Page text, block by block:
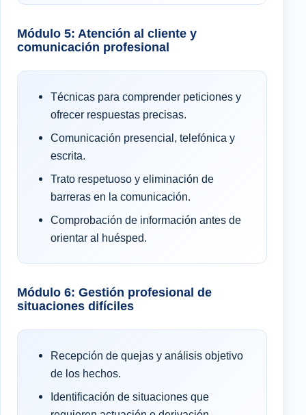
Módulo 5: Atención al cliente y
comunicación profesional
Técnicas para comprender peticiones y
ofrecer respuestas precisas.
Comunicación presencial, telefónica y
escrita.
Trato respetuoso y eliminación de
barreras en la comunicación.
Comprobación de información antes de
orientar al huésped.
Módulo 6: Gestión profesional de
situaciones difíciles
Recepción de quejas y análisis objetivo
de los hechos.
Identificación de situaciones que